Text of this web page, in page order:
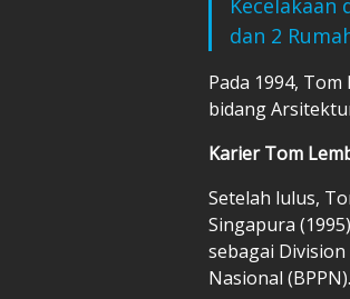
dan 2
Pada 1994,
bidang
Karier Tom
Setelah lulus,
Singapura
sebagai
Nasional (BPPN).